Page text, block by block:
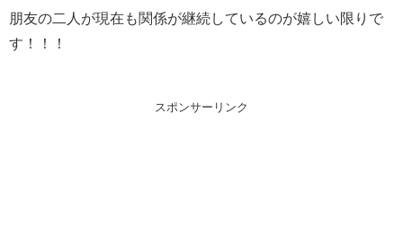
朋友の二人が現在も関係が継続しているのが嬉しい限りで
す！！！
スポンサーリンク